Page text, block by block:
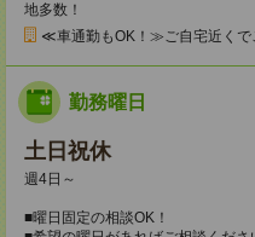
地多数！
≪車通勤もOK！≫ご自宅近くで
勤務曜日
土日祝休
週4日～
■曜日固定の相談OK！